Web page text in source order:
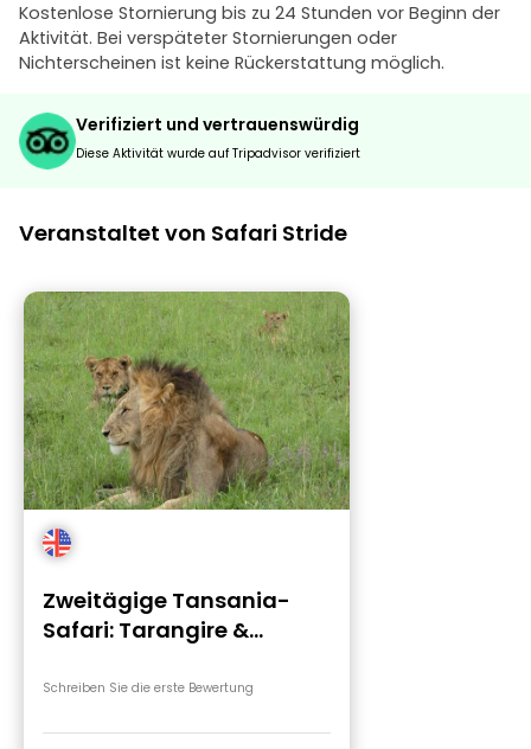
Kostenlose Stornierung bis zu 24 Stunden vor Beginn der
Aktivität. Bei verspäteter Stornierungen oder
Nichterscheinen ist keine Rückerstattung möglich.
Verifiziert und vertrauenswürdig
Diese Aktivität wurde auf Tripadvisor verifiziert
Veranstaltet von Safari Stride
Zweitägige Tansania-
Safari: Tarangire &
Karatu aus
Schreiben Sie die erste Bewertung